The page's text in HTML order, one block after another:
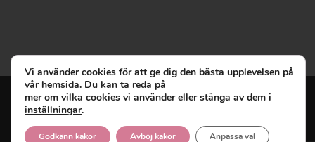
innehar upphovsrätten till denna site och
Vi använder cookies för att ge dig den bästa upplevelsen på
vår hemsida. Du kan ta reda på
mer om vilka cookies vi använder eller stänga av dem i
inställningar.
Godkänn kakor Avböj kakor Anpassa val